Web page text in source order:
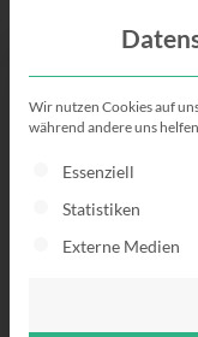
Muster
So
Wir nutzen Cookies auf
während andere uns
Es folgt eine Liste
Essenziell
Statistiken
Externe Medien